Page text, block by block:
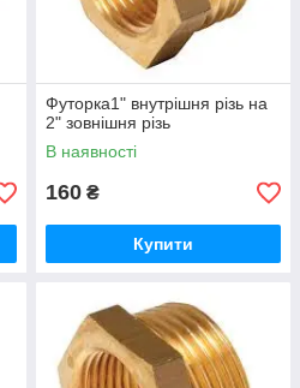
Футорка1" внутрішня різь на
2" зовнішня різь
В наявності
160 ₴
Купити